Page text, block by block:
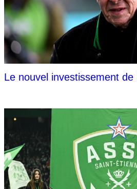
Le nouvel investissement de